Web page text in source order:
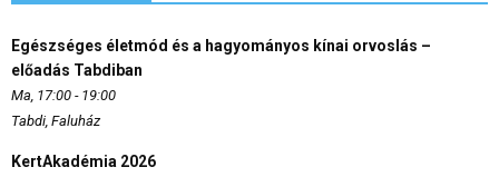
Egészséges életmód és a hagyományos kínai orvoslás –
előadás Tabdiban
Ma, 17:00 - 19:00
Tabdi, Faluház
KertAkadémia 2026